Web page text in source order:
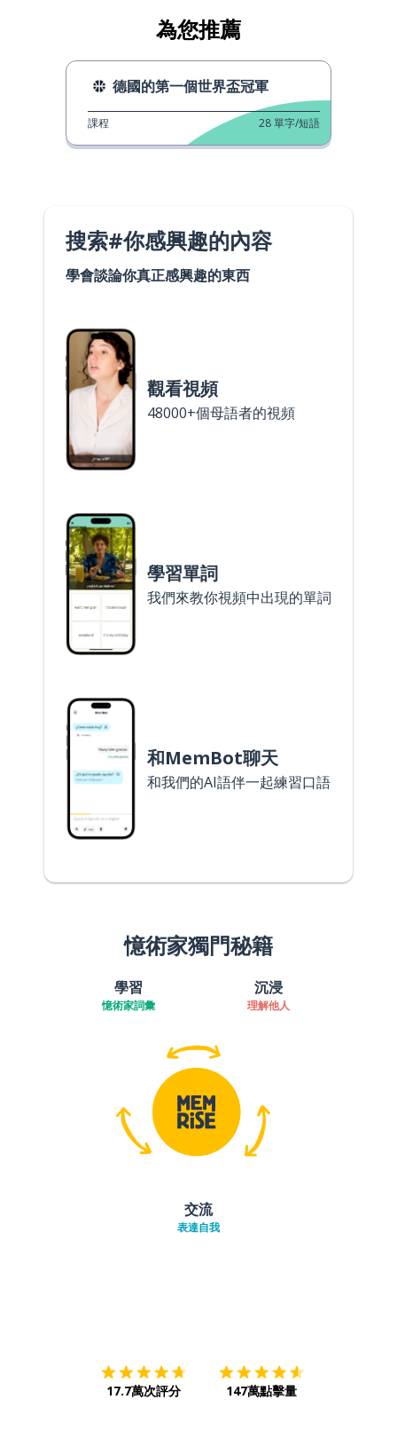
為您推薦
德國的第一個世界盃冠軍
課程 28單字/短語
搜索#你感興趣的內容
學會談論你真正感興趣的東西
觀看視頻
48000+個母語者的視頻
學習單詞
我們來教你視頻中出現的單詞
和MemBot聊天
和我們的AI語伴一起練習口語
憶術家獨門秘籍
學習
憶術家詞彙
沉浸
理解他人
交流
表達自我
17.7萬次評分 147萬點擊量